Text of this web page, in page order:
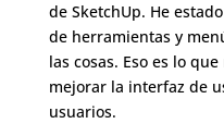
de SketchUp. He
de herramientas y
las cosas. Eso es lo
mejorar la interfaz de
usuarios.